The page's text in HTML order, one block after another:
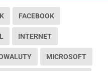
FACEBOOK
INTERNET
MICROSOFT